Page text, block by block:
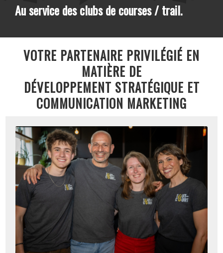
Au service des clubs de courses / trail.
VOTRE PARTENAIRE PRIVILÉGIÉ EN
MATIÈRE DE
DÉVELOPPEMENT STRATÉGIQUE ET
COMMUNICATION MARKETING